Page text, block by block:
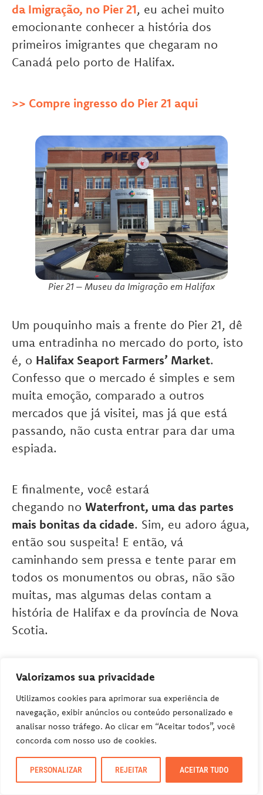
Valorizamos sua privacidade
Utilizamos cookies para aprimorar sua experiência de
navegação, exibir anúncios ou conteúdo personalizado e
analisar nosso tráfego. Ao clicar em “Aceitar todos”, você
concorda com nosso uso de cookies.
PERSONALIZAR REJEITAR ACEITAR TUDO
da Imigração, no Pier 21, eu achei muito
emocionante conhecer a história dos
primeiros imigrantes que chegaram no
Canadá pelo porto de Halifax.
>> Compre ingresso do Pier 21 aqui
Pier 21 – Museu da Imigração em Halifax
Um pouquinho mais a frente do Pier 21, dê
uma entradinha no mercado do porto, isto
é, o Halifax Seaport Farmers’ Market.
Confesso que o mercado é simples e sem
muita emoção, comparado a outros
mercados que já visitei, mas já que está
passando, não custa entrar para dar uma
espiada.
E finalmente, você estará
chegando no Waterfront, uma das partes
mais bonitas da cidade. Sim, eu adoro água,
então sou suspeita! E então, vá
caminhando sem pressa e tente parar em
todos os monumentos ou obras, não são
muitas, mas algumas delas contam a
história de Halifax e da província de Nova
Scotia.